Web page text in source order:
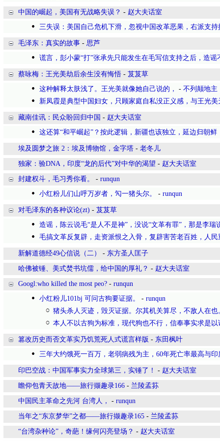
中国的崛起，美国有无战略失误？ - 赵大夫话室
三失误：美国自己危机下滑，忽视中国改革恶果，右派支持
毛泽东：真实的故事 - 思芦
谎言，彭小蒙“打”张承先只能发生在毛写信支持之后，造谣
蔡咏梅：王光美劫后余生没有悔悟 - 芨芨草
这种解释太肤浅了。王光美就像她自己说的，
- 不列颠地主
新凤霞是典型中国妇女，只顾家庭自私没正义感，与王光美
藏南佳讯：民众盼回归中国 - 赵大夫话室
这还算“和平崛起”？按此逻辑，新疆也该独立，延边归朝鲜
埃及圆梦之旅 2：埃及博物馆，金字塔 - 老冬儿
独家：验DNA，印度“龙的后代”对中华的渴望 - 赵大夫话室
封建权斗，毛习秀你看。 - runqun
小红粉儿们山呼万岁者，勼一猪头尔。
- runqun
对毛泽东的各种议论(zt) - 芨芨草
造谣，陈云说毛“是人不是神”，没说“文革有罪”，那是李瑞
毛搞文革反复辟，走资派恨之入骨，复辟害苦老百姓，人民
新解道德经49心信说（二） - 东方圣人匡子
哈佛被锤、美式焚书坑儒，给中国的厚礼？ - 赵大夫话室
Googl:who killed the most peo? - runqun
小红粉儿101bj 可问古狗要证据。
- runqun
猪头杀人灭迹，毁灭证据。尔其机关算尽，不敌人在也
本人不以古狗为标准，现代狗也不行，信奉事实求是
篡改历史而否文革实乃饥荒死人式谎言样版 - 东田枫叶
三年大约饿死一百万，老弱病残为主，60年死亡率最高与印
印巴空战：中国军事实力全球第三，实锤了！ - 赵大夫话室
瞻仰包青天故地——旅行撷趣录166 - 兰陵孟荪
中国民主革命之先河 台湾人， - runqun
当年之“东京梦华”之都——旅行撷趣录165 - 兰陵孟荪
“台湾杂种论”，奇葩！缘何闪亮登场？ - 赵大夫话室